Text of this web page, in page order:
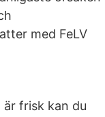
med FeLV
frisk kan du